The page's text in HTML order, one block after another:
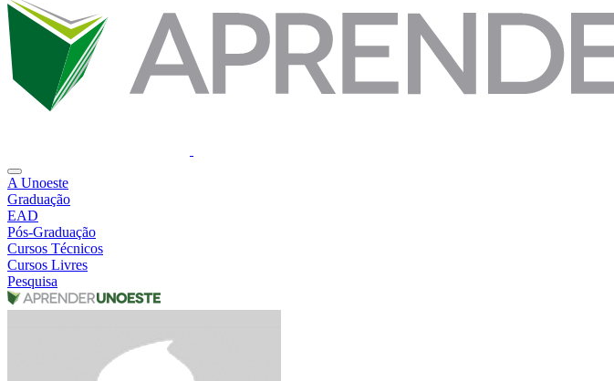
A Unoeste
Graduação
EAD
Pós-Graduação
Cursos Técnicos
Cursos Livres
Pesquisa